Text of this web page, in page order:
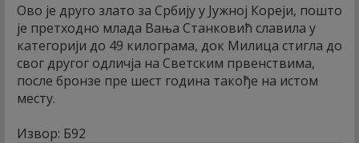
Ово је друго злато за Србију у Јужној Кореји, пошто
је претходно млада Вања Станковић славила у
категорији до 49 килограма, док Милица стигла до
свог другог одличја на Светским првенствима,
после бронзе пре шест година такође на истом
месту.
Извор: Б92